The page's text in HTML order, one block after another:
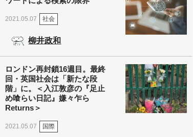
2021.05.07 社会
柳井政和
ロンドン再封鎖16週目。最終
回・英国社会は「新たな段
階」に。＜入江敦彦の『足止
め喰らい日記』嫌々乍ら
Returns＞
2021.05.07 国際